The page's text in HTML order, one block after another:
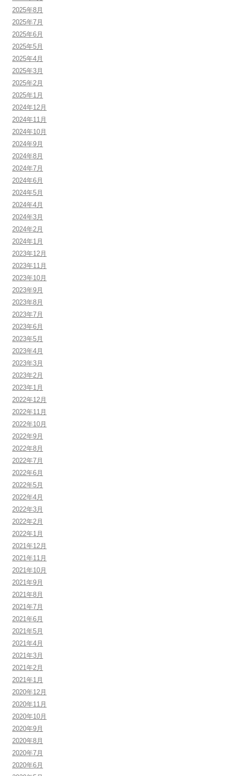
2025年8月
2025年7月
2025年6月
2025年5月
2025年4月
2025年3月
2025年2月
2025年1月
2024年12月
2024年11月
2024年10月
2024年9月
2024年8月
2024年7月
2024年6月
2024年5月
2024年4月
2024年3月
2024年2月
2024年1月
2023年12月
2023年11月
2023年10月
2023年9月
2023年8月
2023年7月
2023年6月
2023年5月
2023年4月
2023年3月
2023年2月
2023年1月
2022年12月
2022年11月
2022年10月
2022年9月
2022年8月
2022年7月
2022年6月
2022年5月
2022年4月
2022年3月
2022年2月
2022年1月
2021年12月
2021年11月
2021年10月
2021年9月
2021年8月
2021年7月
2021年6月
2021年5月
2021年4月
2021年3月
2021年2月
2021年1月
2020年12月
2020年11月
2020年10月
2020年9月
2020年8月
2020年7月
2020年6月